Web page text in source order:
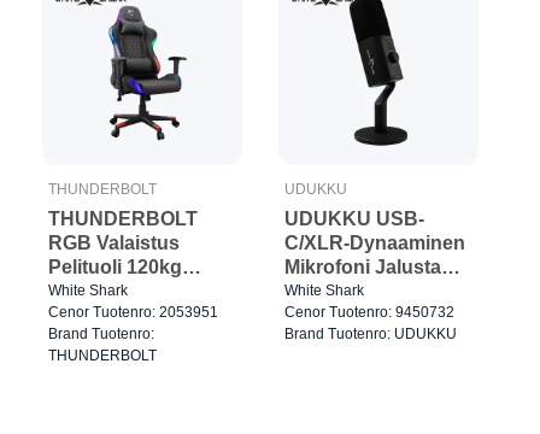
THUNDERBOLT
THUNDERBOLT
RGB Valaistus
Pelituoli 120kg
Musta/Punainen
White Shark
Cenor Tuotenro: 2053951
Brand Tuotenro:
THUNDERBOLT
UDUKKU
UDUKKU USB-
C/XLR-Dynaaminen
Mikrofoni Jalusta
Mukaan Lukien
Musta
White Shark
Cenor Tuotenro: 9450732
Brand Tuotenro: UDUKKU